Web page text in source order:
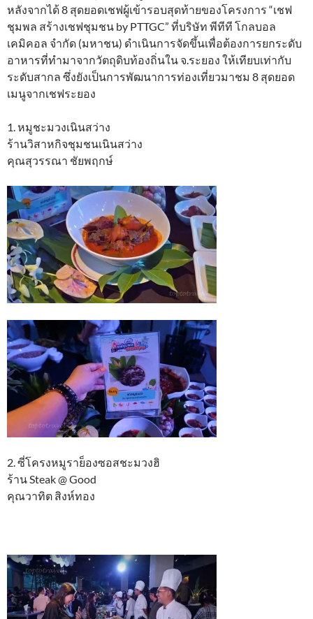
หลังจากได้ 8 สุดยอดเชฟผู้เข้ารอบสุดท้ายของโครงการ “เชฟ
ชุมพล สร้างเชฟชุมชน by PTTGC” ที่บริษัท พีทีที โกลบอล
เคมิคอล จำกัด (มหาชน) ดำเนินการจัดขึ้นเพื่อต้องการยกระดับ
อาหารที่ทำมาจากวัตถุดิบท้องถิ่นใน จ.ระยอง ให้เทียบเท่ากับ
ระดับสากล ซึ่งยังเป็นการพัฒนาการท่องเที่ยวมาชม 8 สุดยอด
เมนูจากเชฟระยอง
1. หมูชะมวงเนินสว่าง
ร้านวิสาหกิจชุมชนเนินสว่าง
คุณสุวรรณา ชัยพฤกษ์
2. ซี่โครงหมูราย็องซอสชะมวงฮิ
ร้าน Steak @ Good
คุณวาทิต สิงห์ทอง